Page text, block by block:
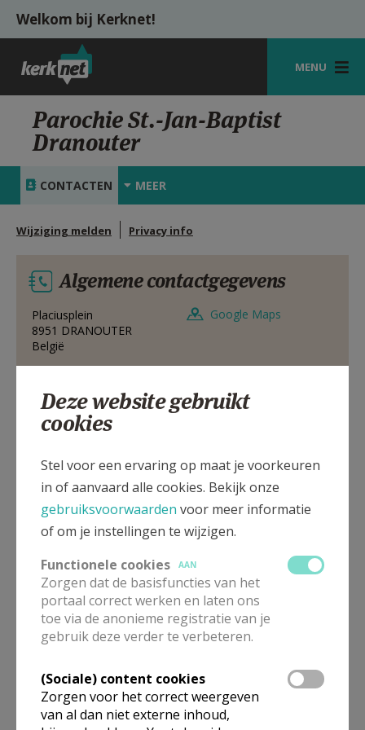
Overslaan en naar de inhoud gaan
Welkom bij Kerknet!
MENU
STARTPAGINA
KERK
VIERINGEN
HULP
MIJN PAROCHIE
AANMELDEN OF REGISTREREN
Parochie St.-Jan-Baptist
Dranouter
CONTACTEN MEER
Wijziging melden Privacy info
Algemene contactgegevens
Placiusplein
8951 DRANOUTER
België
Google Maps
Placiusplein, 8951 DRANOUTER
Deze website gebruikt
cookies
Stel voor een ervaring op maat je voorkeuren
in of aanvaard alle cookies. Bekijk onze
gebruiksvoorwaarden voor meer informatie
of om je instellingen te wijzigen.
Functionele cookies
AAN
Zorgen dat de basisfuncties van het
portaal correct werken en laten ons
toe via de anonieme registratie van je
gebruik deze verder te verbeteren.
(Sociale) content cookies
Zorgen voor het correct weergeven
van al dan niet externe inhoud,